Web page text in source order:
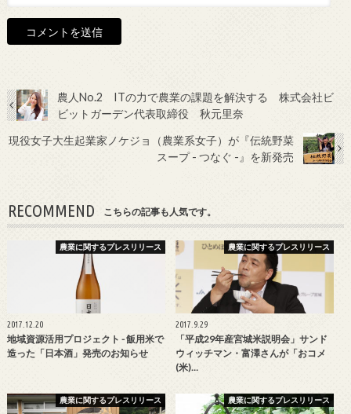
農人No.2 ITの力で農業の課題を解決する 株式会社ビ
ビットガーデン代表取締役 秋元里奈
現役女子大生起業家ノケジョ（農業系女子）が『伝統野菜
スープ - つなぐ -』を新発売
RECOMMEND こちらの記事も人気です。
農業に関するプレスリリース
2017.12.20
地域資源活用プロジェクト - 飯用米で
造った「日本酒」発売のお知らせ
農業に関するプレスリリース
2017.9.29
「平成29年産宮城米説明会」サンド
ウィッチマン・富澤さんが「おコメ
(米)…
農業に関するプレスリリース 農業に関するプレスリリース